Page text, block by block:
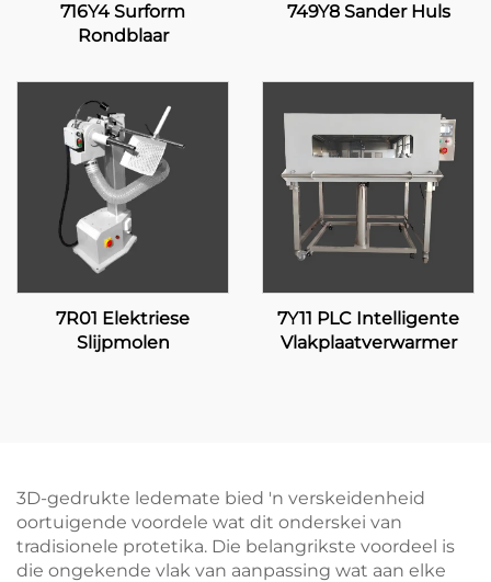
716Y4 Surform
Rondblaar
749Y8 Sander Huls
7R01 Elektriese
Slijpmolen
7Y11 PLC Intelligente
Vlakplaatverwarmer
3D-gedrukte ledemate bied 'n verskeidenheid
oortuigende voordele wat dit onderskei van
tradisionele protetika. Die belangrikste voordeel is
die ongekende vlak van aanpassing wat aan elke